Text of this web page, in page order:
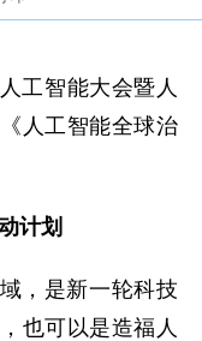
工智能大会暨人
人工智能全球治
计划
，是新一轮科技
也可以是造福人